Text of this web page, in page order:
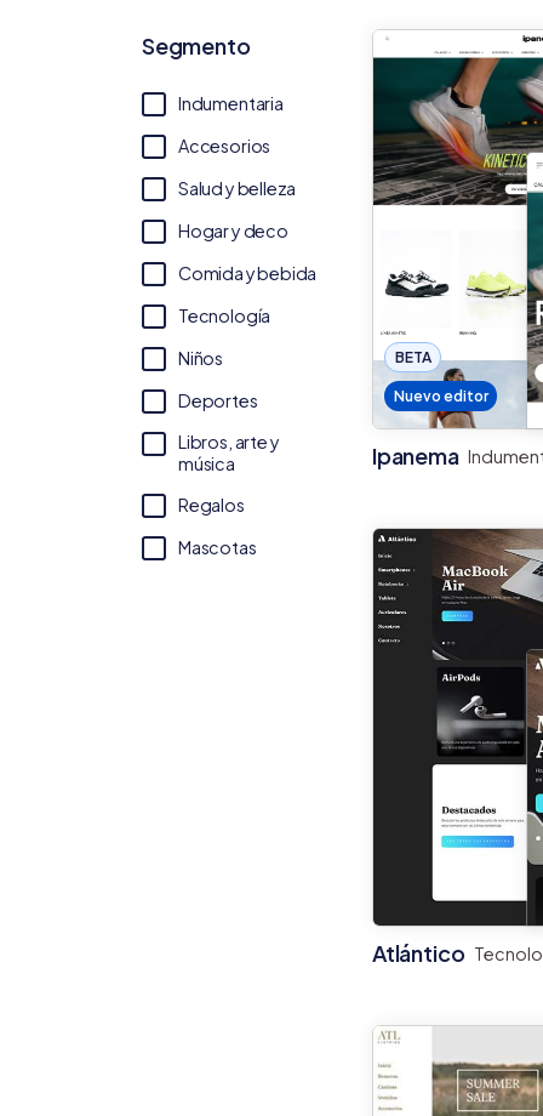
Segmento
Indumentaria
Accesorios
Salud y belleza
Hogar y deco
Comida y bebida
Tecnología
Niños
Deportes
Libros, arte y
música
Regalos
Mascotas
BETA
Nuevo editor
Ipanema
Atlántico